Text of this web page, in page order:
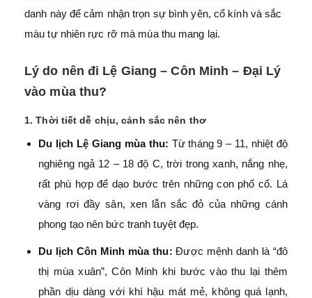
danh này để cảm nhận trọn sự bình yên, cổ kính và sắc
màu tự nhiên rực rỡ mà mùa thu mang lại.
Lý do nên đi Lệ Giang – Côn Minh – Đại Lý
vào mùa thu?
1. Thời tiết dễ chịu, cảnh sắc nên thơ
Du lịch Lệ Giang mùa thu: Từ tháng 9 – 11, nhiệt độ
nghiêng ngả 12 – 18 độ C, trời trong xanh, nắng nhẹ,
rất phù hợp để dạo bước trên những con phố cổ. Lá
vàng rơi đầy sân, xen lẫn sắc đỏ của những cánh
phong tạo nên bức tranh tuyệt đẹp.
Du lịch Côn Minh mùa thu: Được mệnh danh là “đô
thị mùa xuân”, Côn Minh khi bước vào thu lại thêm
phần dịu dàng với khí hậu mát mẻ, không quá lạnh,